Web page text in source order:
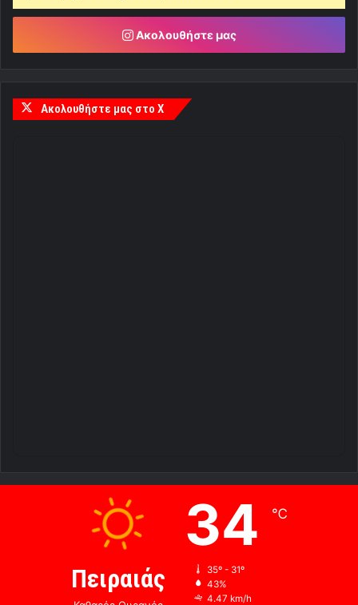
Ακολουθήστε μας
Ακολουθήστε μας στο X
Πειραιάς
34 ℃
35º - 31º
43%
4.47 km/h